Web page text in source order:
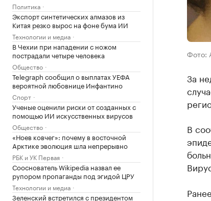
Политика
Экспорт синтетических алмазов из
Китая резко вырос на фоне бума ИИ
Технологии и медиа
В Чехии при нападении с ножом
пострадали четыре человека
Общество
Telegraph сообщил о выплатах УЕФА
вероятной любовнице Инфантино
Спорт
Ученые оценили риски от созданных с
помощью ИИ искусственных вирусов
Общество
«Ноев ковчег»: почему в восточной
Арктике эволюция шла непрерывно
РБК и УК Первая
Сооснователь Wikipedia назвал ее
рупором пропаганды под эгидой ЦРУ
Технологии и медиа
Зеленский встретился с президентом
Фото:
За
В